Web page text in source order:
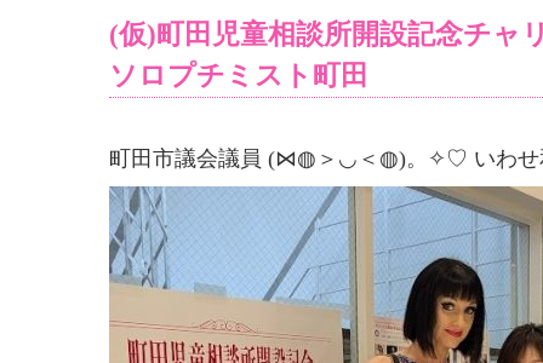
(仮)町田児童相談所開設記念チャ
ソロプチミスト町田
町田市議会議員 (⋈◍＞◡＜◍)。✧♡ いわせ